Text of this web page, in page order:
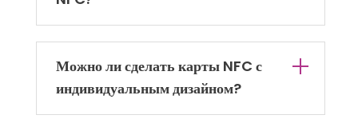
Можно ли сделать карты NFC с
индивидуальным дизайном?